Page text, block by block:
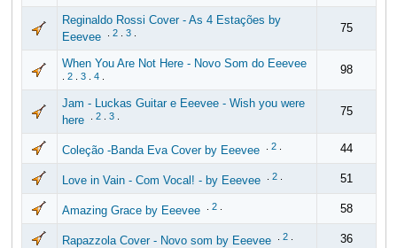
Reginaldo Rossi Cover - As 4 Estações by
Eeevee
2. 3. 75
When You Are Not Here - Novo Som do Eeevee
2. 3. 4. 98
Jam - Luckas Guitar e Eeevee - Wish you were
here
2. 3. 75
Coleção -Banda Eva Cover by Eeevee 2. 44
Love in Vain - Com Vocal! - by Eeevee 2. 51
Amazing Grace by Eeevee 2. 58
Rapazzola Cover - Novo som by Eeevee 2. 36